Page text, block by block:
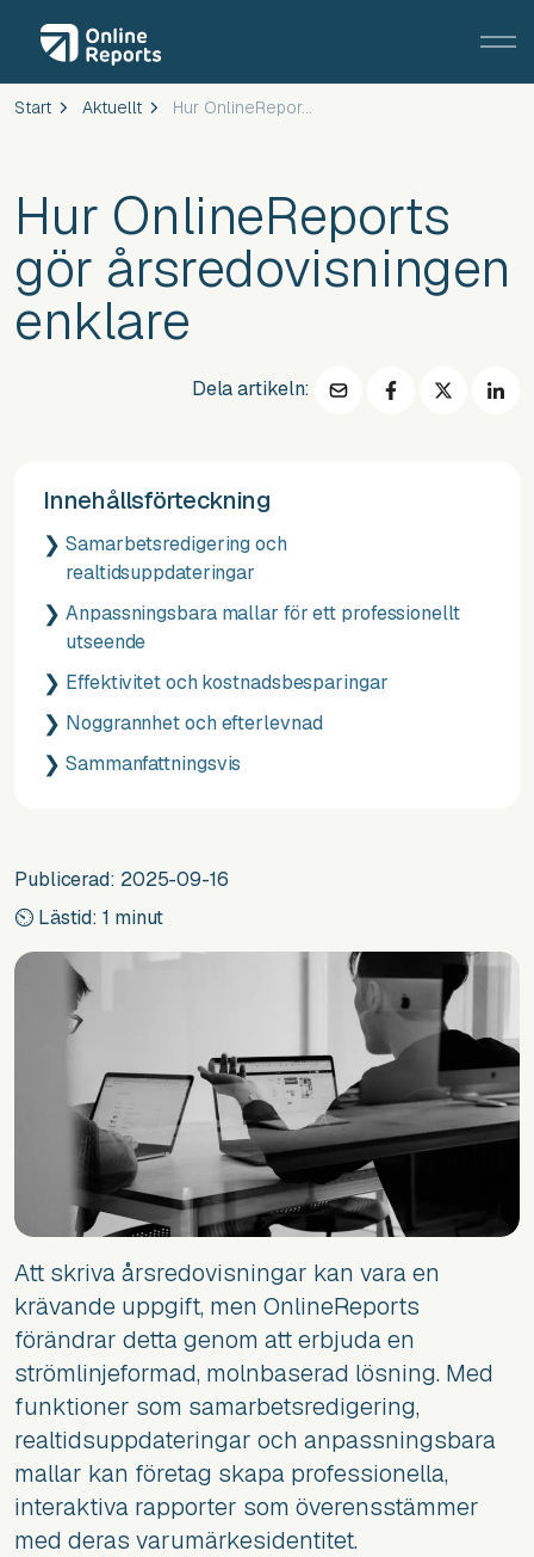
Start Aktuellt Hur OnlineReports gör årsredovisningen enklare
Hur OnlineReports
gör årsredovisningen
enklare
Publicerad: 2025-09-16
⏲ Lästid: 1 minut
Att skriva årsredovisningar kan vara en
krävande uppgift, men OnlineReports
förändrar detta genom att erbjuda en
strömlinjeformad, molnbaserad lösning. Med
funktioner som samarbetsredigering,
realtidsuppdateringar och anpassningsbara
mallar kan företag skapa professionella,
interaktiva rapporter som överensstämmer
med deras varumärkesidentitet.
Dela artikeln:
Innehållsförteckning
Samarbetsredigering och
realtidsuppdateringar
Anpassningsbara mallar för ett professionellt
utseende
Effektivitet och kostnadsbesparingar
Noggrannhet och efterlevnad
Sammanfattningsvis